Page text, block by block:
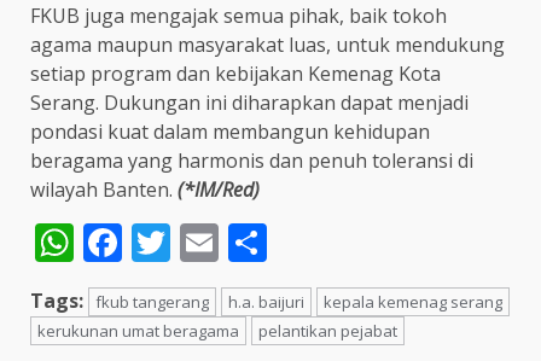
FKUB juga mengajak semua pihak, baik tokoh
agama maupun masyarakat luas, untuk mendukung
setiap program dan kebijakan Kemenag Kota
Serang. Dukungan ini diharapkan dapat menjadi
pondasi kuat dalam membangun kehidupan
beragama yang harmonis dan penuh toleransi di
wilayah Banten. (*IM/Red)
WhatsApp
Facebook
Twitter
Email
Tags: fkub tangerang h.a. baijuri
kepala kemenag serang
kerukunan umat beragama
pelantikan pejabat